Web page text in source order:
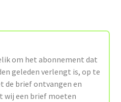
om het abonnement dat
geleden verlengt is, op te
de brief ontvangen en
wij een brief moeten